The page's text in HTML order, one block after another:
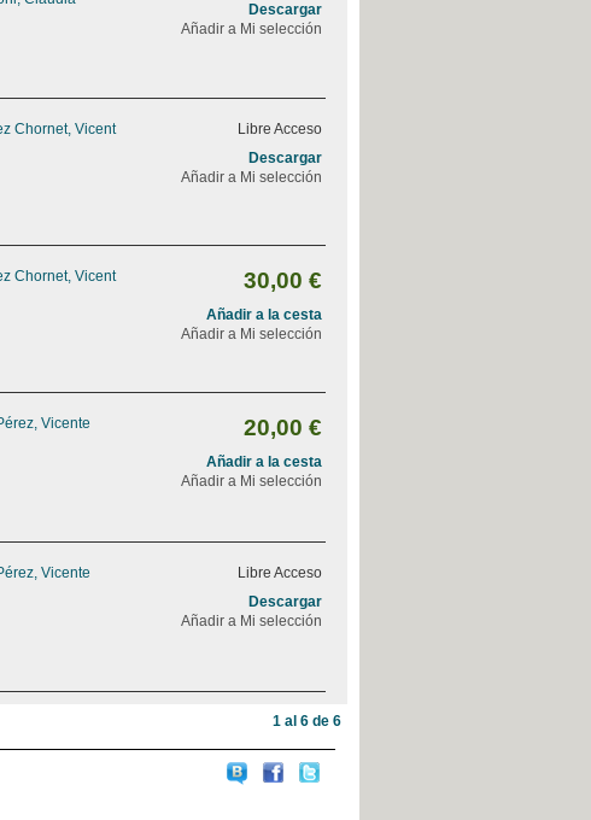
Descargar
Añadir a Mi selección
Chornet, Vicent
Libre Acceso
Descargar
Añadir a Mi selección
Chornet, Vicent 30,00 €
Añadir a la cesta
Añadir a Mi selección
Vicente 20,00 €
Añadir a la cesta
Añadir a Mi selección
Vicente
Libre Acceso
Descargar
Añadir a Mi selección
1 al 6 de 6